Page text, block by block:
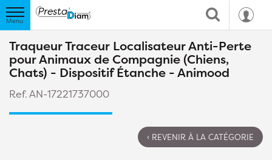
Traqueur Traceur Localisateur Anti-Perte
pour Animaux de Compagnie (Chiens,
Chats) - Dispositif Étanche - Animood
Ref. AN-17221737000
‹ REVENIR À LA CATÉGORIE